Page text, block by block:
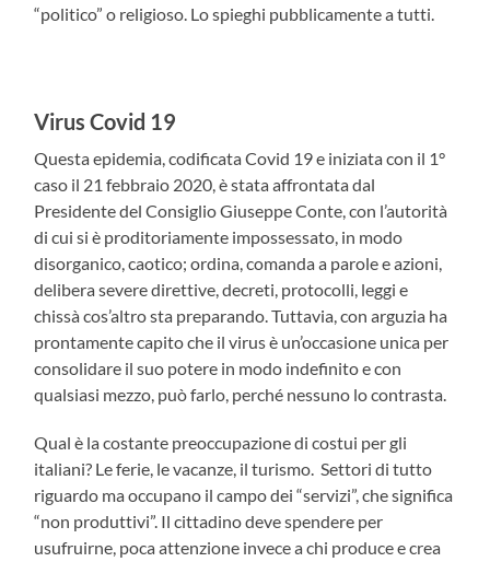
“politico” o religioso. Lo spieghi pubblicamente a tutti.
Virus Covid 19
Questa epidemia, codificata Covid 19 e iniziata con il 1°
caso il 21 febbraio 2020, è stata affrontata dal
Presidente del Consiglio Giuseppe Conte, con l’autorità
di cui si è proditoriamente impossessato, in modo
disorganico, caotico; ordina, comanda a parole e azioni,
delibera severe direttive, decreti, protocolli, leggi e
chissà cos’altro sta preparando. Tuttavia, con arguzia ha
prontamente capito che il virus è un’occasione unica per
consolidare il suo potere in modo indefinito e con
qualsiasi mezzo, può farlo, perché nessuno lo contrasta.
Qual è la costante preoccupazione di costui per gli
italiani? Le ferie, le vacanze, il turismo. Settori di tutto
riguardo ma occupano il campo dei “servizi”, che significa
“non produttivi”. Il cittadino deve spendere per
usufruirne, poca attenzione invece a chi produce e crea